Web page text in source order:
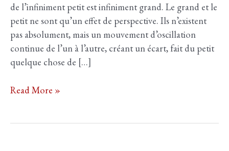
de l’infiniment petit est infiniment grand. Le grand et le
petit ne sont qu’un effet de perspective. Ils n’existent
pas absolument, mais un mouvement d’oscillation
continue de l’un à l’autre, créant un écart, fait du petit
quelque chose de […]
n°
Read More »